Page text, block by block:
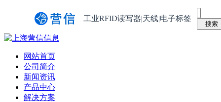
工业RFID读写器|天线|电子标签
网站首页
公司简介
新闻资讯
产品中心
解决方案